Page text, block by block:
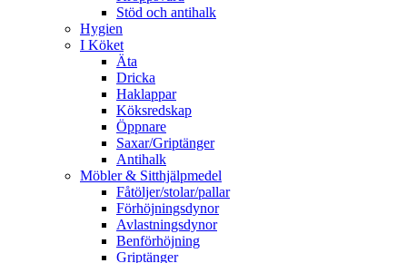
Stöd och antihalk
Hygien
I Köket
Äta
Dricka
Haklappar
Köksredskap
Öppnare
Saxar/Griptänger
Antihalk
Möbler & Sitthjälpmedel
Fåtöljer/stolar/pallar
Förhöjningsdynor
Avlastningsdynor
Benförhöjning
Griptänger